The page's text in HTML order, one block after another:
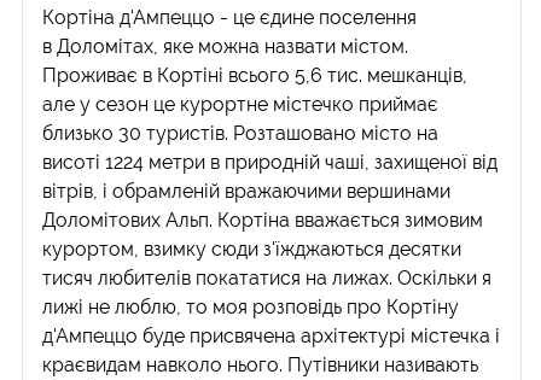
Кортіна д'Ампеццо - це єдине поселення
в Доломітах, яке можна назвати містом.
Проживає в Кортіні всього 5,6 тис. мешканців,
але у сезон це курортне містечко приймає
близько 30 туристів. Розташовано місто на
висоті 1224 метри в природній чаші, захищеної від
вітрів, і обрамленій вражаючими вершинами
Доломітових Альп. Кортіна вважається зимовим
курортом, взимку сюди з'їжджаються десятки
тисяч любителів покататися на лижах. Оскільки я
лижі не люблю, то моя розповідь про Кортіну
д'Ампеццо буде присвячена архітектурі містечка і
краєвидам навколо нього. Путівники називають